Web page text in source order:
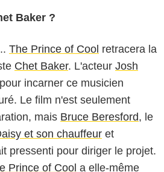
Baker ?
The Prince of Cool retracera la
Chet Baker. L'acteur Josh
incarner ce musicien
Le film n'est seulement
mais Bruce Beresford, le
et son chauffeur et
pressenti pour diriger le projet.
Prince of Cool a elle-même